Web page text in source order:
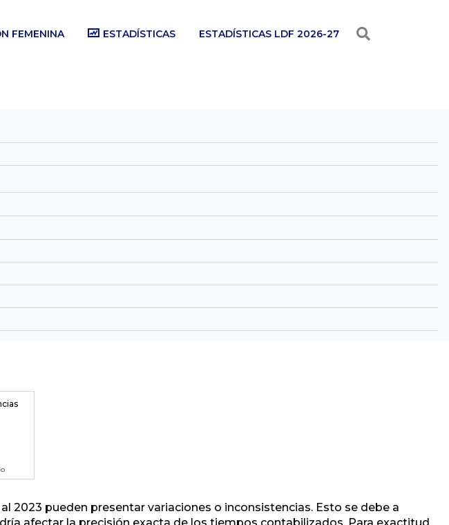
FEMENINA ESTADÍSTICAS ESTADÍSTICAS LDF 2026-27
2023 pueden presentar variaciones o inconsistencias. Esto se debe a